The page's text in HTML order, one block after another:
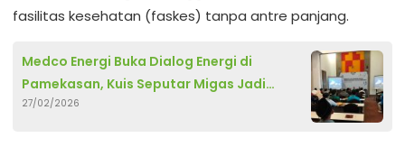
fasilitas kesehatan (faskes) tanpa antre panjang.
Medco Energi Buka Dialog Energi di
Pamekasan, Kuis Seputar Migas Jadi
Pemantik Diskusi
27/02/2026